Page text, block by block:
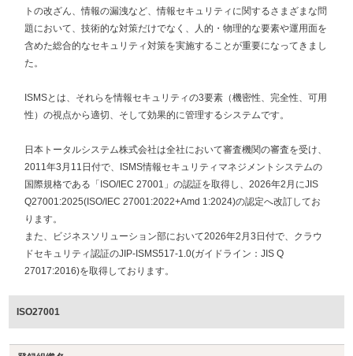
トの改ざん、情報の漏洩など、情報セキュリティに関するさまざまな問
題において、技術的な対策だけでなく、人的・物理的な要素や運用面を
含めた総合的なセキュリティ対策を実施することが重要になってきまし
た。
ISMSとは、それらを情報セキュリティの3要素（機密性、完全性、可用
性）の視点から適切、そして効果的に管理するシステムです。
日本トータルシステム株式会社は全社において審査機関の審査を受け、
2011年3月11日付で、ISMS情報セキュリティマネジメントシステムの
国際規格である「ISO/IEC 27001」の認証を取得し、2026年2月にJIS
Q27001:2025(ISO/IEC 27001:2022+Amd 1:2024)の認定へ改訂してお
ります。
また、ビジネスソリューション部において2026年2月3日付で、クラウ
ドセキュリティ認証のJIP-ISMS517-1.0(ガイドライン：JIS Q
27017:2016)を取得しております。
ISO27001